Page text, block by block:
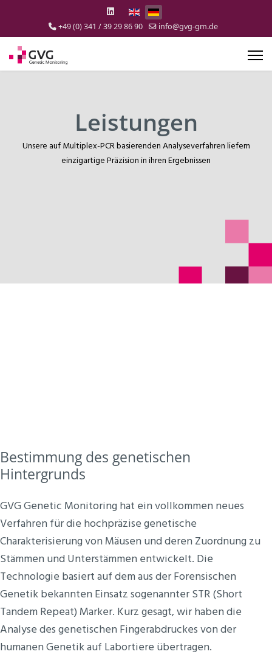
Select your language
+49 (0) 341 / 39 29 86 90 info@gvg-gm.de
Leistungen
Unsere auf Multiplex-PCR basierenden Analyseverfahren liefern
einzigartige Präzision in ihren Ergebnissen
Bestimmung des genetischen
Hintergrunds
GVG Genetic Monitoring hat ein vollkommen neues
Verfahren für die hochpräzise genetische
Charakterisierung von Mäusen und deren Zuordnung zu
Stämmen und Unterstämmen entwickelt. Die
Technologie basiert auf dem aus der Forensischen
Genetik bekannten Einsatz sogenannter STR (Short
Tandem Repeat) Marker. Kurz gesagt, wir haben die
Analyse des genetischen Fingerabdruckes von der
humanen Genetik auf Labortiere übertragen.